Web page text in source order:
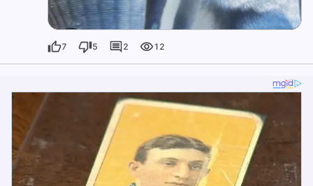
7 5 2 12